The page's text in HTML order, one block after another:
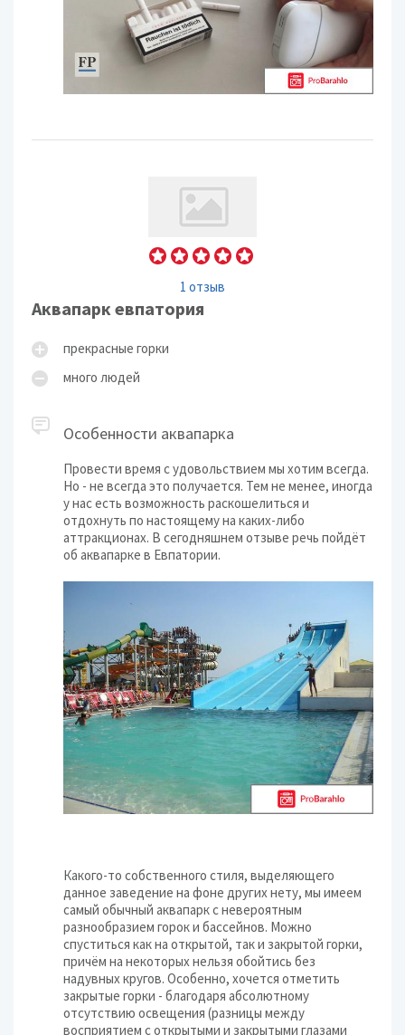
1 отзыв
Аквапарк евпатория
прекрасные горки
много людей
Особенности аквапарка
Провести время с удовольствием мы хотим всегда.
Но - не всегда это получается. Тем не менее, иногда
у нас есть возможность раскошелиться и
отдохнуть по настоящему на каких-либо
аттракционах. В сегодняшнем отзыве речь пойдёт
об аквапарке в Евпатории.
Какого-то собственного стиля, выделяющего
данное заведение на фоне других нету, мы имеем
самый обычный аквапарк с невероятным
разнообразием горок и бассейнов. Можно
спуститься как на открытой, так и закрытой горки,
причём на некоторых нельзя обойтись без
надувных кругов. Особенно, хочется отметить
закрытые горки - благодаря абсолютному
отсутствию освещения (разницы между
восприятием с открытыми и закрытыми глазами